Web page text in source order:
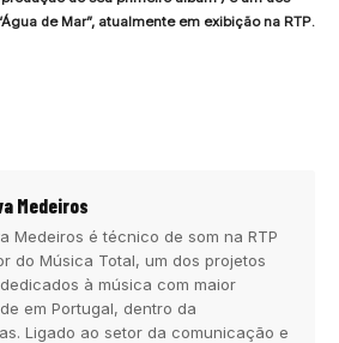
de Mar”, atualmente em exibição na RTP.
Medeiros
Medeiros é técnico de som na RTP
do Música Total, um dos projetos
à música com maior
em Portugal, dentro da
Ligado ao setor da comunicação e